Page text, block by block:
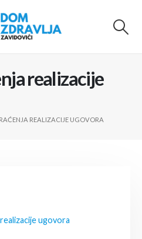
realizacije
REALIZACIJE UGOVORA
ugovora